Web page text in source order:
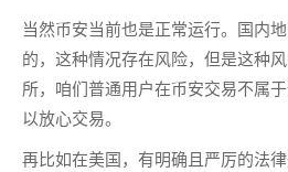
当然币安当前也是正常运行。国内
的，这种情况存在风险，但是这种
所，咱们普通用户在币安交易不属
以放心交易。
再比如在美国，有明确且严厉的法